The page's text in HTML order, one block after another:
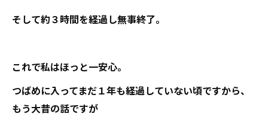
そして約３時間を経過し無事終了。
これで私はほっと一安心。
つばめに入ってまだ１年も経過していない頃ですから、
もう大昔の話ですが